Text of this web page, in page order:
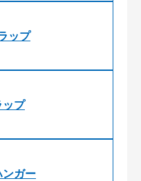
ップ
ップ
ンガー